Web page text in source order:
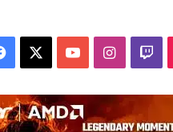
Facebook YouTube